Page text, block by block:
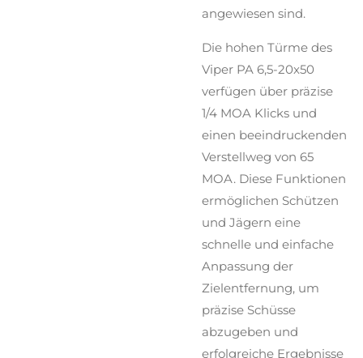
angewiesen sind.
Die hohen Türme des
Viper PA 6,5-20x50
verfügen über präzise
1/4 MOA Klicks und
einen beeindruckenden
Verstellweg von 65
MOA. Diese Funktionen
ermöglichen Schützen
und Jägern eine
schnelle und einfache
Anpassung der
Zielentfernung, um
präzise Schüsse
abzugeben und
erfolgreiche Ergebnisse